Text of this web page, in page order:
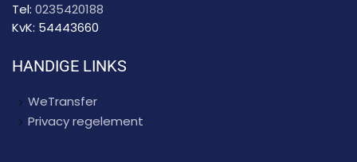
Tel: 0235420188
KvK: 54443660
HANDIGE LINKS
WeTransfer
Privacy regelement